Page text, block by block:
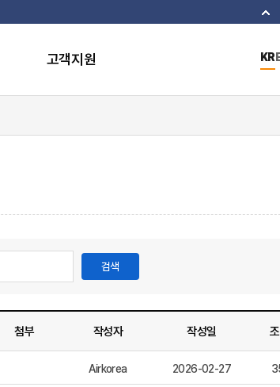
고객지원 KR
검색
첨부 작성자 작성일
Airkorea 2026-02-27